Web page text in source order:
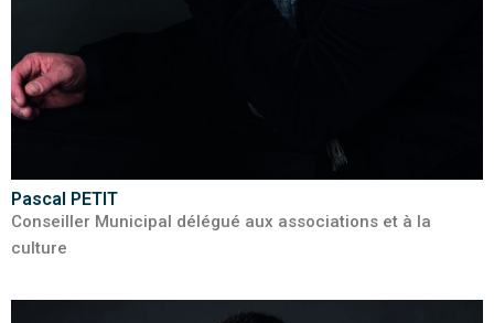
Pascal PETIT
Conseiller Municipal délégué aux associations et à la
culture